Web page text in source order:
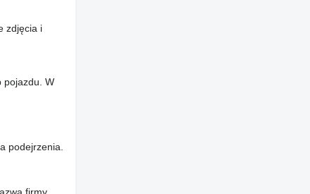
zdjęcia i
pojazdu. W
podejrzenia.